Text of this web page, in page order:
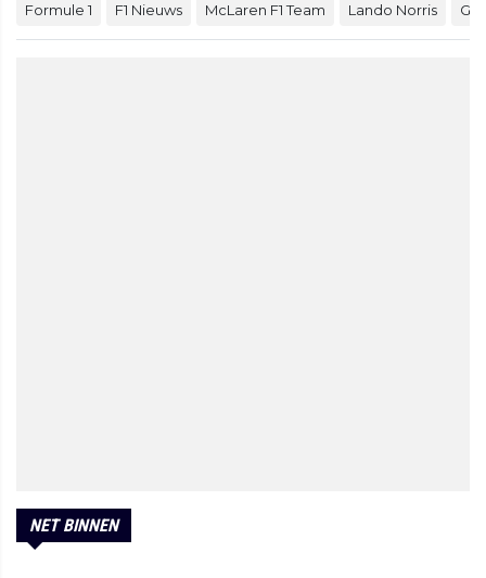
Formule 1 F1 Nieuws McLaren F1 Team Lando Norris
NET BINNEN